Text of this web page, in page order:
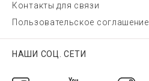
Контакты для связи
Пользовательское соглашение
НАШИ СОЦ. СЕТИ